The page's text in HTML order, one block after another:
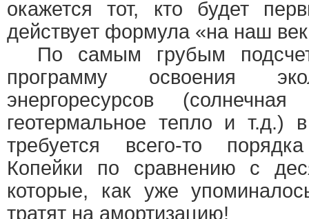
окажется тот, кто будет
действует формула «на наш
По самым грубым
программу освоения
энергоресурсов
геотермальное тепло и т.д.)
требуется всего-то
Копейки по сравнению с
которые, как уже
тратят на амортизацию!